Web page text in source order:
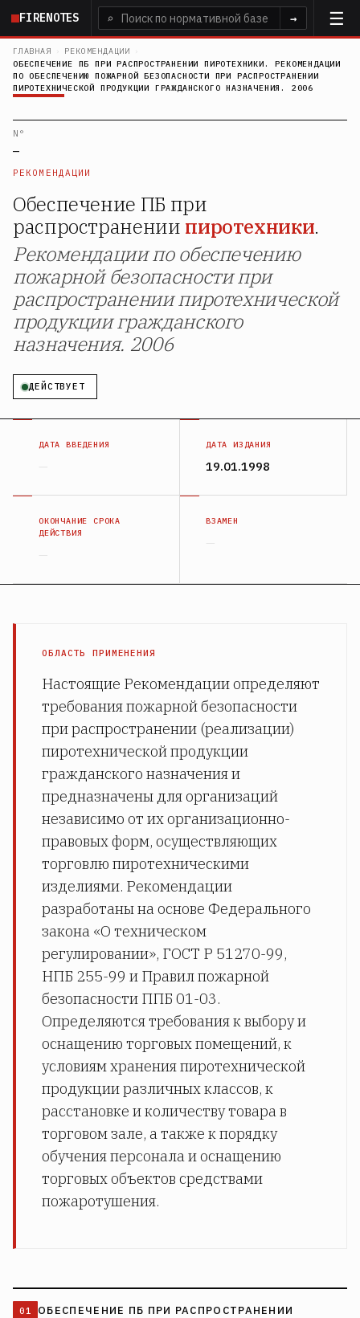
Перейти
основному
содержанию
FIRENOTES ⌕ →
ГЛАВНАЯ › РЕКОМЕНДАЦИИ
›
ОБЕСПЕЧЕНИЕ ПБ ПРИ РАСПРОСТРАНЕНИИ ПИРОТЕХНИКИ. РЕКОМЕНДАЦИИ
ПО ОБЕСПЕЧЕНИЮ ПОЖАРНОЙ БЕЗОПАСНОСТИ ПРИ РАСПРОСТРАНЕНИИ
ПИРОТЕХНИЧЕСКОЙ ПРОДУКЦИИ ГРАЖДАНСКОГО НАЗНАЧЕНИЯ. 2006
N°
—
РЕКОМЕНДАЦИИ
Обеспечение ПБ при
распространении пиротехники.
Рекомендации по обеспечению
пожарной безопасности при
распространении пиротехнической
продукции гражданского
назначения. 2006
ДЕЙСТВУЕТ
ДАТА ВВЕДЕНИЯ
—
ДАТА ИЗДАНИЯ
19.01.1998
ОКОНЧАНИЕ СРОКА
ДЕЙСТВИЯ
—
ВЗАМЕН
—
ОБЛАСТЬ ПРИМЕНЕНИЯ
Настоящие Рекомендации определяют
требования пожарной безопасности
при распространении (реализации)
пиротехнической продукции
гражданского назначения и
предназначены для организаций
независимо от их организационно-
правовых форм, осуществляющих
торговлю пиротехническими
изделиями. Рекомендации
разработаны на основе Федерального
закона «О техническом
регулировании», ГОСТ Р 51270-99,
НПБ 255-99 и Правил пожарной
безопасности ППБ 01-03.
Определяются требования к выбору и
оснащению торговых помещений, к
условиям хранения пиротехнической
продукции различных классов, к
расстановке и количеству товара в
торговом зале, а также к порядку
обучения персонала и оснащению
торговых объектов средствами
пожаротушения.
ОБЕСПЕЧЕНИЕ ПБ ПРИ РАСПРОСТРАНЕНИИ